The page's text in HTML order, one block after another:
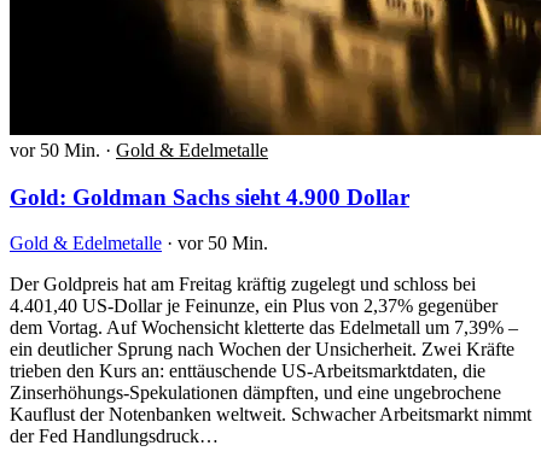
vor 50 Min. · Gold & Edelmetalle
Gold: Goldman Sachs sieht 4.900 Dollar
Gold & Edelmetalle · vor 50 Min.
Der Goldpreis hat am Freitag kräftig zugelegt und schloss bei
4.401,40 US-Dollar je Feinunze, ein Plus von 2,37% gegenüber
dem Vortag. Auf Wochensicht kletterte das Edelmetall um 7,39% –
ein deutlicher Sprung nach Wochen der Unsicherheit. Zwei Kräfte
trieben den Kurs an: enttäuschende US-Arbeitsmarktdaten, die
Zinserhöhungs-Spekulationen dämpften, und eine ungebrochene
Kauflust der Notenbanken weltweit. Schwacher Arbeitsmarkt nimmt
der Fed Handlungsdruck…